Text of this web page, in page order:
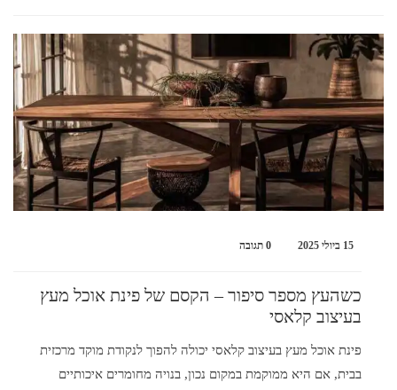
15 ביולי 2025 0 תגובה
כשהעץ מספר סיפור – הקסם של פינת אוכל מעץ
בעיצוב קלאסי
פינת אוכל מעץ בעיצוב קלאסי יכולה להפוך לנקודת מוקד מרכזית
בבית, אם היא ממוקמת במקום נכון, בנויה מחומרים איכותיים